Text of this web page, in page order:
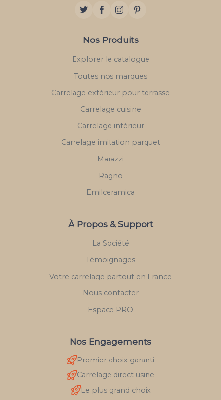
Nos Produits
Explorer le catalogue
Toutes nos marques
Carrelage extérieur pour terrasse
Carrelage cuisine
Carrelage intérieur
Carrelage imitation parquet
Marazzi
Ragno
Emilceramica
À Propos & Support
La Société
Témoignages
Votre carrelage partout en France
Nous contacter
Espace PRO
Nos Engagements
Premier choix garanti
Carrelage direct usine
Le plus grand choix